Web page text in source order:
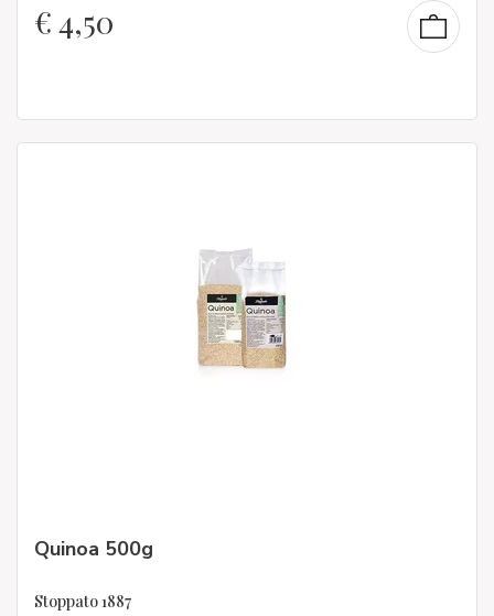
€4,50
Quinoa 500g
Stoppato 1887